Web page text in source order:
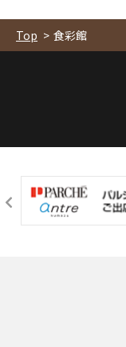
Top 食彩館